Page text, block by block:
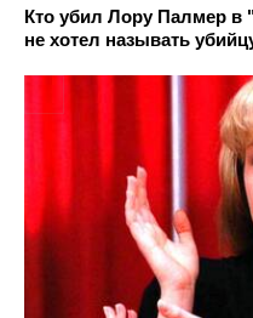
Кто убил Лору Палмер в
не хотел называть